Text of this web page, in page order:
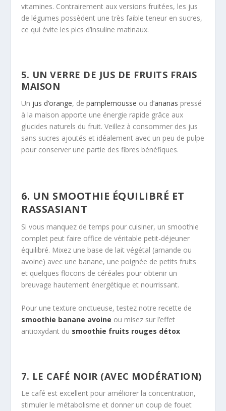
vitamines. Contrairement aux versions fruitées, les jus
de légumes possèdent une très faible teneur en sucres,
ce qui évite les pics d’insuline matinaux.
5. UN VERRE DE JUS DE FRUITS FRAIS
MAISON
Un jus d’orange, depamplemousse ou d’ananas pressé
à la maison apporte une énergie rapide grâce aux
glucides naturels du fruit. Veillez à consommer des jus
sans sucres ajoutés et idéalement avec un peu de pulpe
pour conserver une partie des fibres bénéfiques.
6. UN SMOOTHIE ÉQUILIBRÉ ET
RASSASIANT
Si vous manquez de temps pour cuisiner, un smoothie
complet peut faire office de véritable petit-déjeuner
équilibré. Mixez une base de lait végétal (amande ou
avoine) avec une banane, une poignée de petits fruits
et quelques flocons de céréales pour obtenir un
breuvage hautement énergétique et nourrissant.
Pour une texture onctueuse, testez notre recette de
smoothie banane avoine ou misez sur l’effet
antioxydant du smoothie fruits rouges détox
7. LE CAFÉ NOIR (AVEC MODÉRATION)
Le café est excellent pour améliorer la concentration,
stimuler le métabolisme et donner un coup de fouet